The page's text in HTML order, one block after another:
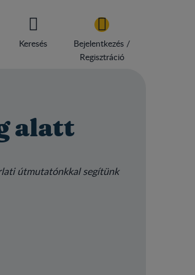
Keresés
Bejelentkezés /
Regisztráció
alatt
útmutatónkkal segítünk